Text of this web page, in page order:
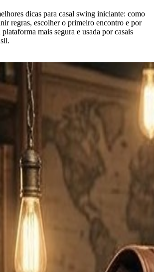
dicas para casal swing iniciante: como
regras, escolher o primeiro encontro e por
mais segura e usada por casais